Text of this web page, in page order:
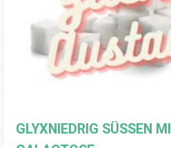
GLYXNIEDRIG SÜSSEN